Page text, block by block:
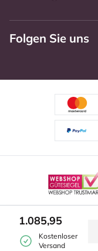
1.085,95
Kostenloser
Versand
Folgen Sie uns
Allgemeine
Diese Website